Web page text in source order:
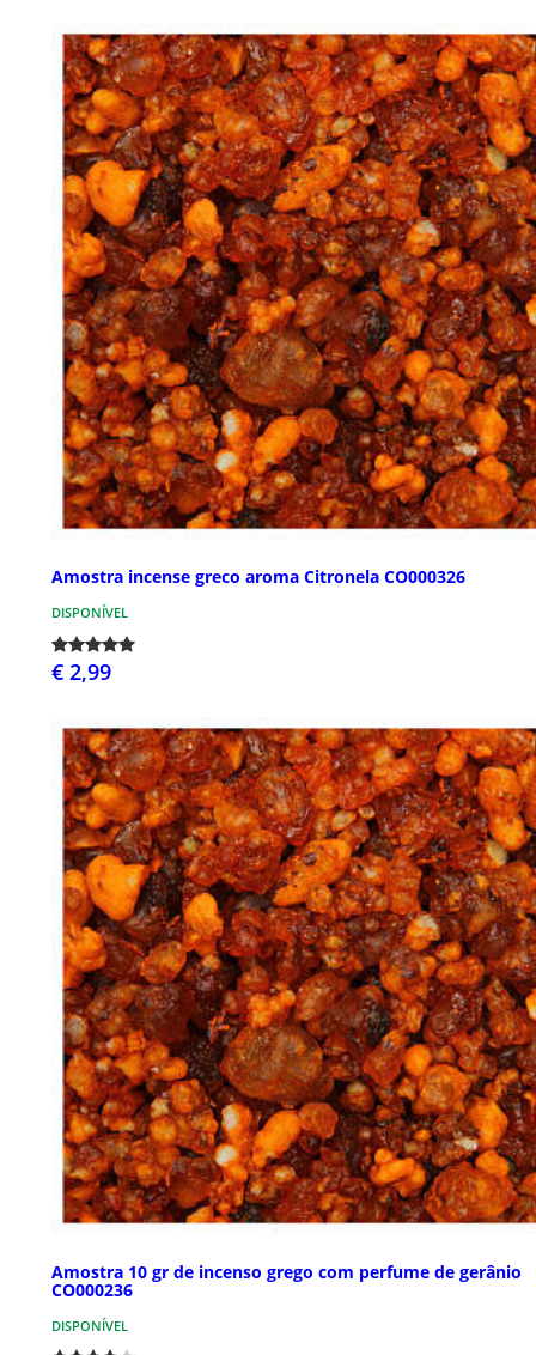
Amostra incense greco aroma Citronela CO000326
DISPONÍVEL
€ 2,99
Amostra 10 gr de incenso grego com perfume de gerânio
CO000236
DISPONÍVEL